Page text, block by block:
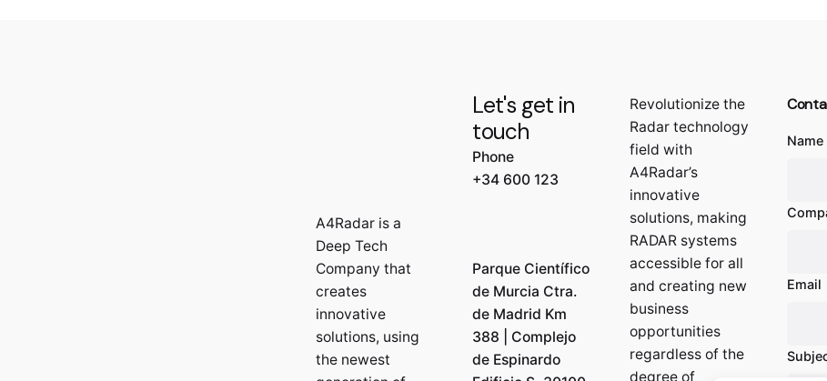
A4Radar is a
Deep Tech
Company that
creates
innovative
solutions, using
the newest
Let's get in
touch
Phone
+34 600 123
Parque Científico
de Murcia Ctra.
de Madrid Km
388 | Complejo
de Espinardo
Revolutionize the
Radar technology
field with
A4Radar’s
innovative
solutions, making
RADAR systems
accessible for all
and creating new
business
opportunities
regardless of the
degree of
Name
Email